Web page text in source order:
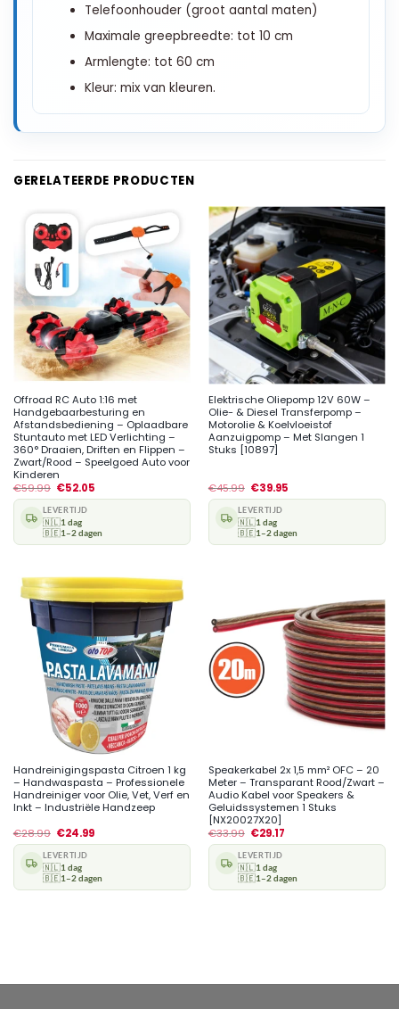
Telefoonhouder (groot aantal maten)
Maximale greepbreedte: tot 10 cm
Armlengte: tot 60 cm
Kleur: mix van kleuren.
GERELATEERDE PRODUCTEN
Offroad RC Auto 1:16 met
Handgebaarbesturing en
Afstandsbediening – Oplaadbare
Stuntauto met LED Verlichting –
360° Draaien, Driften en Flippen –
Zwart/Rood – Speelgoed Auto voor
Kinderen
€59.99 €52.05
LEVERTIJD
🇳🇱1 dag
🇧🇪1–2 dagen
Elektrische Oliepomp 12V 60W –
Olie- & Diesel Transferpomp –
Motorolie & Koelvloeistof
Aanzuigpomp – Met Slangen 1
Stuks [10897]
€45.99 €39.95
LEVERTIJD
🇳🇱1 dag
🇧🇪1–2 dagen
Handreinigingspasta Citroen 1 kg
– Handwaspasta – Professionele
Handreiniger voor Olie, Vet, Verf en
Inkt – Industriële Handzeep
€28.99 €24.99
LEVERTIJD
🇳🇱1 dag
🇧🇪1–2 dagen
Speakerkabel 2x 1,5 mm² OFC – 20
Meter – Transparant Rood/Zwart –
Audio Kabel voor Speakers &
Geluidssystemen 1 Stuks
[NX20027X20]
€33.99 €29.17
LEVERTIJD
🇳🇱1 dag
🇧🇪1–2 dagen